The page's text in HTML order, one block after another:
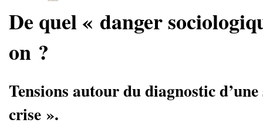
De quel « danger
on ?
Tensions autour du diagnostic
crise ».